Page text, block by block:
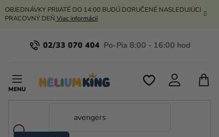
Prejsť
na
OBJEDNÁVKY PRIJATÉ DO 14:00 BUDÚ DORUČENÉ NASLEDUJÚCI
PRACOVNÝ DEŇ Viac informácií
02/33 070 404